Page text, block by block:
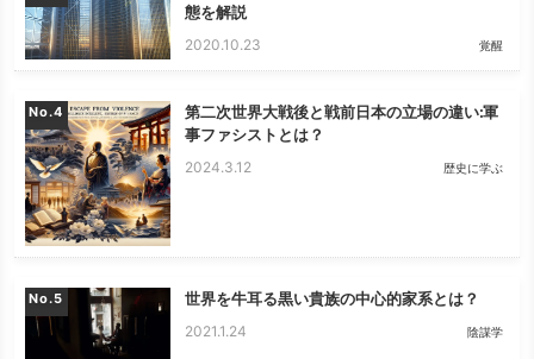
態を解説
2020.10.23 覚醒
No.
第二次世界大戦後と戦前日本の立場の違い:軍
事ファシストとは？
2024.3.12 歴史に学ぶ
No. 世界を牛耳る黒い貴族の中心的家系とは？
2021.1.24 陰謀学